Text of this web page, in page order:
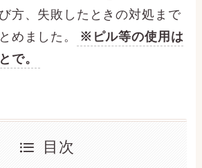
方、失敗したときの対処まで
めました。
※ピル等の使用は
で。
目次